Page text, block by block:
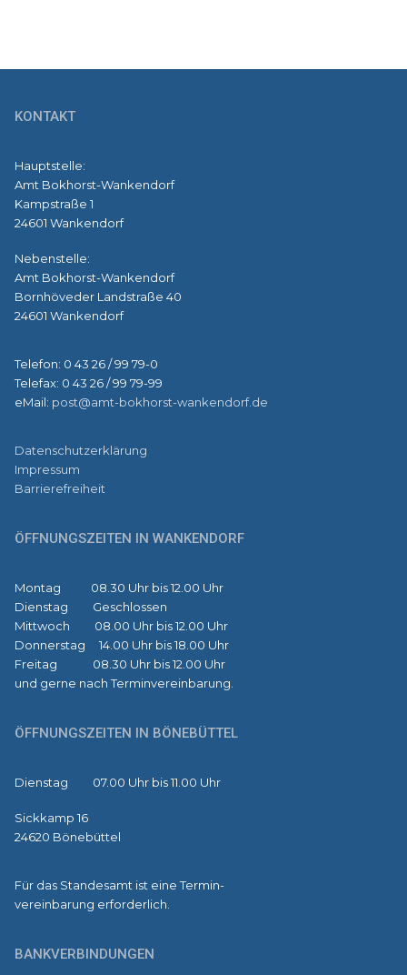
KONTAKT
Hauptstelle:
Amt Bokhorst-Wankendorf
Kampstraße 1
24601 Wankendorf
Nebenstelle:
Amt Bokhorst-Wankendorf
Bornhöveder Landstraße 40
24601 Wankendorf
Telefon: 0 43 26 / 99 79-0
Telefax: 0 43 26 / 99 79-99
eMail: post@amt-bokhorst-wankendorf.de
Datenschutzerklärung
Impressum
Barrierefreiheit
ÖFFNUNGSZEITEN IN WANKENDORF
Montag 08.30 Uhr bis 12.00 Uhr
Dienstag Geschlossen
Mittwoch 08.00 Uhr bis 12.00 Uhr
Donnerstag 14.00 Uhr bis 18.00 Uhr
Freitag 08.30 Uhr bis 12.00 Uhr
und gerne nach Terminvereinbarung.
ÖFFNUNGSZEITEN IN BÖNEBÜTTEL
Dienstag 07.00 Uhr bis 11.00 Uhr
Sickkamp 16
24620 Bönebüttel
Für das Standesamt ist eine Termin-
vereinbarung erforderlich.
BANKVERBINDUNGEN